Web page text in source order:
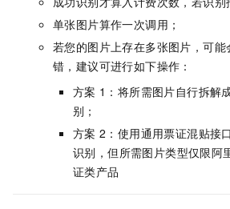
单张图片算作一次调用；
若您的图片上存在多张图片，可
错，建议可进行如下操作：
方案 1：将所需图片自行拆解
别；
方案 2：使用通用票证混贴接
识别，但所需图片类型仅限阿
证类产品